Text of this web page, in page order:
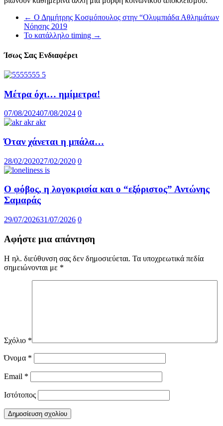
← Ο Δημήτρης Κοσμόπουλος στην “Ολυμπιάδα Αθλημάτων
Νόησης 2019
Το κατάλληλο timing →
Ίσως Σας Ενδιαφέρει
Mέτρα όχι… ημίμετρα!
07/08/202407/08/2024 0
Όταν χάνεται η μπάλα…
28/02/202027/02/2020 0
Ο φόβος, η λογοκρισία και ο “εξόριστος” Αντώνης
Σαμαράς
29/07/202631/07/2026 0
Αφήστε μια απάντηση
Η ηλ. διεύθυνση σας δεν δημοσιεύεται. Τα υποχρεωτικά πεδία
σημειώνονται με *
Σχόλιο *
Όνομα *
Email *
Ιστότοπος